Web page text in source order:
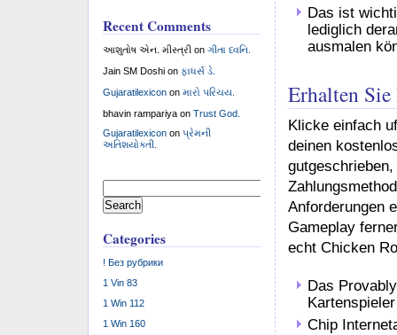
Das ist
lediglich
ausmalen
Erhalten
Klicke einfach
deinen
Anforderungen
Gameplay
echt Chicken
Das
Chip
Recent Comments
આશુતોષ એન. મીસ્ત્રી onગીતા ધ્વનિ.
Jain SM Doshi onફાધર્સ ડે.
Gujaratilexicon onમારો પરિચય.
bhavin rampariya onTrust God.
Gujaratilexicon onપ્રેમની
અતિશયોક્તી.
for:
Categories
! Без рубрики
1 Vin 83
1 Win 112
1 Win 160